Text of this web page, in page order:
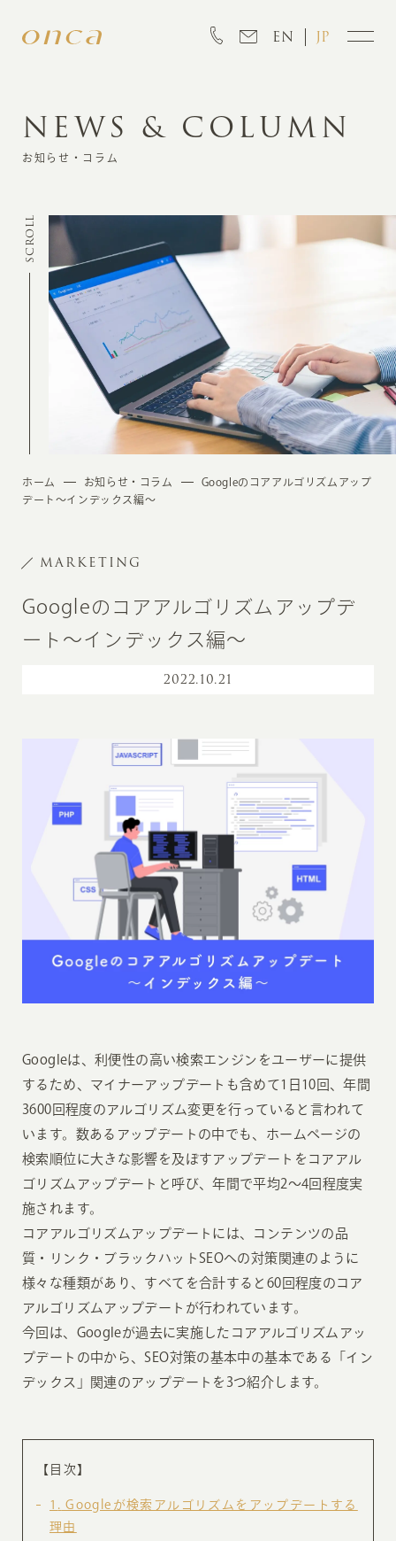
EN JP
INFORMATION
CREATION
MARKETING
NEWS & COLUMN
お知らせ・コラム
SCROLL
ホーム お知らせ・コラム
Googleのコアアルゴリズムアップ
デート〜インデックス編〜
MARKETING
Googleのコアアルゴリズムアップデ
ート〜インデックス編〜
2022.10.21
Googleは、利便性の高い検索エンジンをユーザーに提供
するため、マイナーアップデートも含めて1日10回、年間
3600回程度のアルゴリズム変更を行っていると言われて
います。数あるアップデートの中でも、ホームページの
検索順位に大きな影響を及ぼすアップデートをコアアル
ゴリズムアップデートと呼び、年間で平均2〜4回程度実
施されます。
コアアルゴリズムアップデートには、コンテンツの品
質・リンク・ブラックハットSEOへの対策関連のように
様々な種類があり、すべてを合計すると60回程度のコア
アルゴリズムアップデートが行われています。
今回は、Googleが過去に実施したコアアルゴリズムアッ
プデートの中から、SEO対策の基本中の基本である「イン
デックス」関連のアップデートを3つ紹介します。
【目次】
1
Googleが検索アルゴリズムをアップデートする
理由